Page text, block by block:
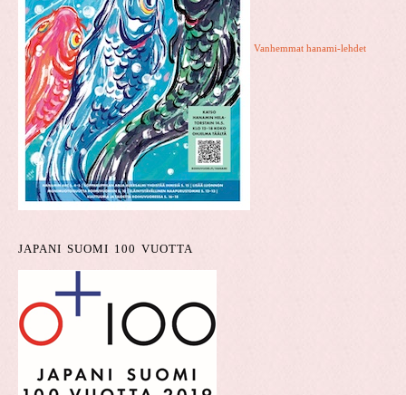
Vanhemmat hanami-lehdet
JAPANI SUOMI 100 VUOTTA